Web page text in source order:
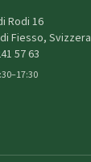
Rodi 16
Fiesso, Svizzera
57 63